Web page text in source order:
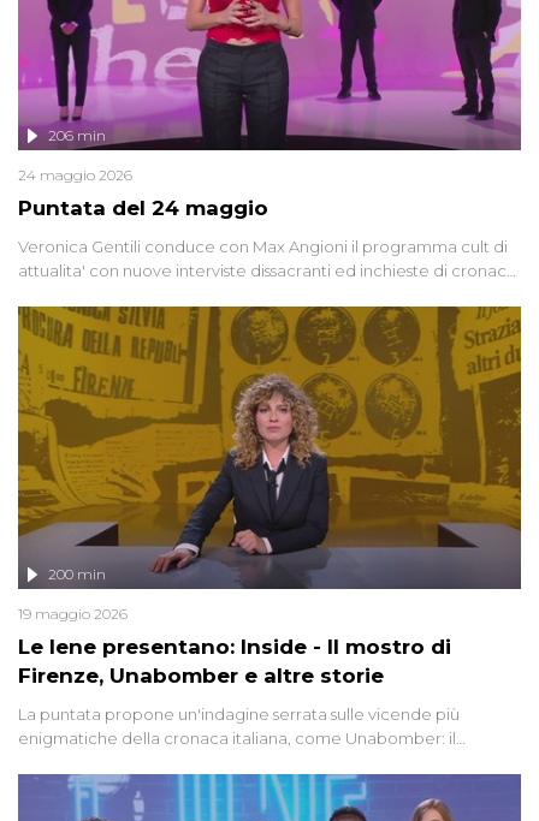
Puntata del 24 maggio
206 min
24 maggio 2026
Veronica Gentili conduce con Max Angioni il programma cult di
attualita' con nuove interviste dissacranti ed inchieste di cronaca
Le Iene presentano: Inside - Il mostro di
Firenze, Unabomber e altre storie
200 min
19 maggio 2026
La puntata propone un'indagine serrata sulle vicende più
enigmatiche della cronaca italiana, come Unabomber: il
'90 e il 2000 che, inquietantemente, potrebbe essere ancora in
libertà. Lo speciale affronta inoltre le zone d'ombra sul Mostro di